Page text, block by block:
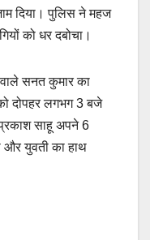
दिया। पुलिस ने महज
को धर दबोचा।
वाले सनत कुमार का
दोपहर लगभग 3 बजे
साहू अपने 6
युवती का हाथ